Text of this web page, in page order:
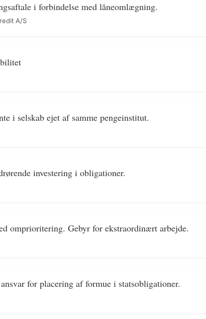
i forbindelse med låneomlægning.
A/S
i selskab ejet af samme pengeinstitut.
investering i obligationer.
omprioritering. Gebyr for ekstraordinært arbejde.
for placering af formue i statsobligationer.